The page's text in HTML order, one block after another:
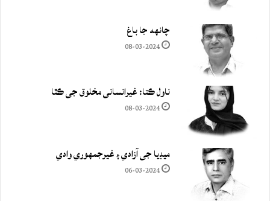
چانهه جا باغ
08-03-2024
ناول ڪتا: غيرانساني مخلوق جي ڪٿا
08-03-2024
ميڊيا جي آزادي ۽ غيرجمھوري وادي
06-03-2024